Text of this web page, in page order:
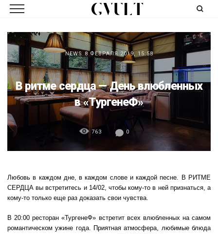
NEWS 8 ФЕВРАЛЯ 2019, 15:58
В ритме сердца — День влюбленных
в «ТургенеФ»
763 0
Любовь в каждом дне, в каждом слове и каждой песне. В РИТМЕ
СЕРДЦА вы встретитесь и 14/02, чтобы кому-то в ней признаться, а
кому-то только еще раз доказать свои чувства.
В 20:00 ресторан «ТургенеФ» встретит всех влюбленных на самом
романтическом ужине года. Приятная атмосфера, любимые блюда